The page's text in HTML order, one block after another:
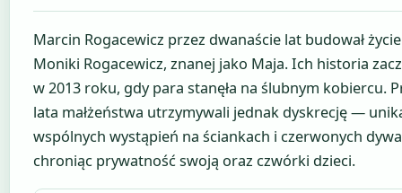
Marcin Rogacewicz przez dwanaście lat budował
Moniki Rogacewicz, znanej jako Maja. Ich historia
w 2013 roku, gdy para stanęła na ślubnym kobiercu.
lata małżeństwa utrzymywali jednak dyskrecję —
wspólnych wystąpień na ściankach i czerwonych
chroniąc prywatność swoją oraz czwórki dzieci.